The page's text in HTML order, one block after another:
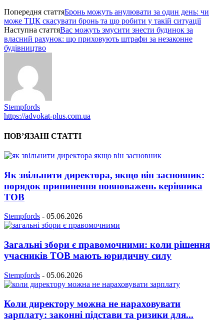
Попередня статтяБронь можуть анулювати за один день: чи
може ТЦК скасувати бронь та що робити у такій ситуації
Наступна статтяВас можуть змусити знести будинок за
власний рахунок: що приховують штрафи за незаконне
будівництво
Stempfords
https://advokat-plus.com.ua
ПОВ’ЯЗАНІ СТАТТІ
Як звільнити директора, якщо він засновник:
порядок припинення повноважень керівника
ТОВ
Stempfords - 05.06.2026
Загальні збори є правомочними: коли рішення
учасників ТОВ мають юридичну силу
Stempfords - 05.06.2026
Коли директору можна не нараховувати
зарплату: законні підстави та ризики для...